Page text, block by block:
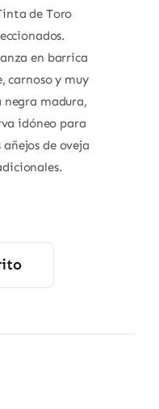
de Toro
en barrica
carnoso y muy
negra madura,
idóneo para
de oveja